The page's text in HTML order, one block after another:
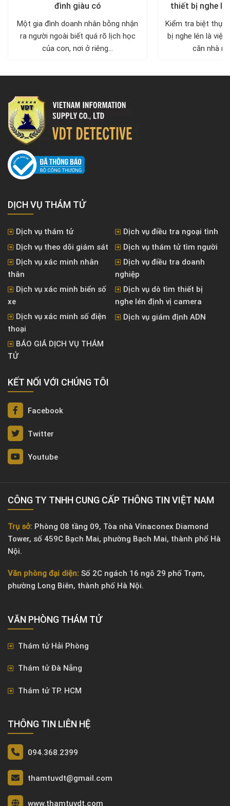
đình giàu có
Một gia đình doanh nhân bỗng nhận
ra người ngoài biết quá rõ lịch học
của con, nơi ở riêng...
thiết bị nghe
Kiểm tra biệt thự
bị nghe lén là
căn nhà
DỊCH VỤ THÁM TỬ
Dịch vụ thám tử
Dịch vụ điều tra ngoại tình
Dịch vụ theo dõi giám sát
Dịch vụ thám tử tìm người
Dịch vụ xác minh nhân
thân
Dịch vụ điều tra doanh
nghiệp
Dịch vụ xác minh biển số
xe
Dịch vụ dò tìm thiết bị
nghe lén định vị camera
Dịch vụ xác minh số điện
thoại
Dịch vụ giám định ADN
BÁO GIÁ DỊCH VỤ THÁM
TỬ
KẾT NỐI VỚI CHÚNG TÔI
Facebook
Twitter
Youtube
CÔNG TY TNHH CUNG CẤP THÔNG TIN VIỆT NAM
Trụ sở: Phòng 08 tầng 09, Tòa nhà Vinaconex Diamond
Tower, số 459C Bạch Mai, phường Bạch Mai, thành phố Hà
Nội.
Văn phòng đại diện: Số 2C ngách 16 ngõ 29 phố Trạm,
phường Long Biên, thành phố Hà Nội.
VĂN PHÒNG ​THÁM TỬ
Thám tử Hải Phòng
Thám tử Đà Nẵng
Thám tử TP. HCM
THÔNG TIN LIÊN HỆ
094.368.2399
thamtuvdt@gmail.com
www.thamtuvdt.com